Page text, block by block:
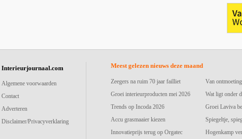
Interieurjournaal.com
Algemene voorwaarden
Contact
Adverteren
Disclaimer/Privacyverklaring
Meest gelezen nieuws deze maand
Zeegers na ruim 70 jaar failliet
Groei interieurproducten mei 2026
Trends op Incoda 2026
Accu grasmaaier kiezen
Innovatieprijs terug op Orgatec
Van
Wat ligt onder
Groei Laviva
Spiegeltje,
Hogenkamp